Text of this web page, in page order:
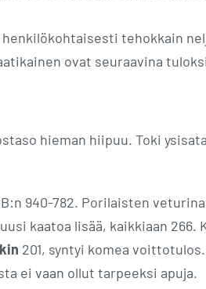
tehokkain
ovat seuraavina
hieman hiipuu. Toki
940-782. Porilaisten
kaatoa lisää, kaikkiaan 266.
201, syntyi komea voittotulos.
ei vaan ollut tarpeeksi apuja.